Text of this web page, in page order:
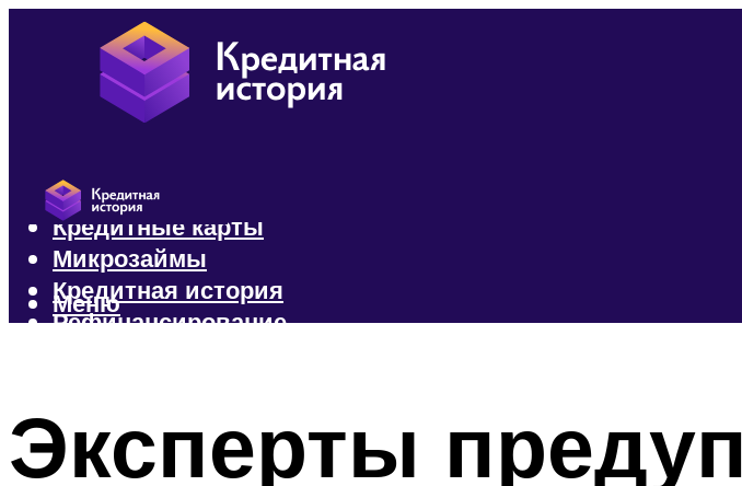
Кредиты
Кредитные карты
Микрозаймы
Кредитная история
Рефинансирование
Меню
Эксперты